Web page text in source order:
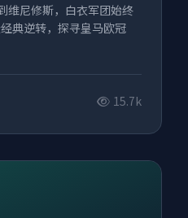
维尼修斯，白衣军团始终
典逆转，探寻皇马欧冠
15.7k